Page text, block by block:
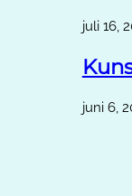
juli 16,
juni 6,